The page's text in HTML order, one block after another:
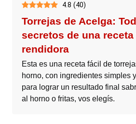
4.8 (40)
Torrejas de Acelga:
secretos de una
rendidora
Esta es una receta fácil de
horno, con ingredientes simples
para lograr un resultado final
al horno o fritas, vos elegís.